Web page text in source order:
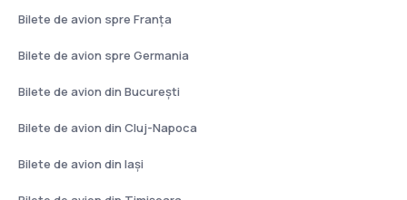
Bilete de avion spre Franţa
Bilete de avion spre Germania
Bilete de avion din București
Bilete de avion din Cluj-Napoca
Bilete de avion din Iași